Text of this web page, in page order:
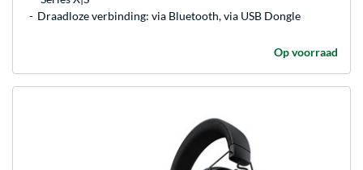
Draadloze verbinding: via Bluetooth, via USB Dongle
Op voorraad